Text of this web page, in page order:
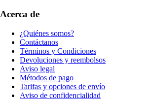
Acerca de
¿Quiénes somos?
Contáctanos
Términos y Condiciones
Devoluciones y reembolsos
Aviso legal
Métodos de pago
Tarifas y opciones de envío
Aviso de confidencialidad